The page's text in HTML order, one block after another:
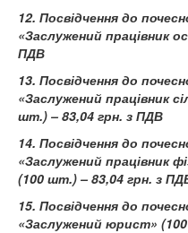
12. Посвідчення до
«Заслужений працівник
ПДВ
13. Посвідчення до
«Заслужений працівник
шт.) – 83,04 грн. з ПДВ
14. Посвідчення до
«Заслужений працівник
(100 шт.) – 83,04 грн. з
15. Посвідчення до
«Заслужений юрист»